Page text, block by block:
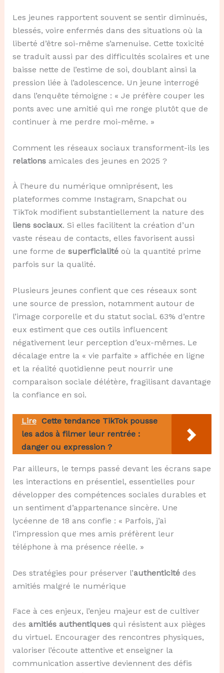
Les jeunes rapportent souvent se sentir diminués,
blessés, voire enfermés dans des situations où la
liberté d’être soi-même s’amenuise. Cette toxicité
se traduit aussi par des difficultés scolaires et une
baisse nette de l’estime de soi, doublant ainsi la
pression liée à l’adolescence. Un jeune interrogé
dans l’enquête témoigne : « Je préfère couper les
ponts avec une amitié qui me ronge plutôt que de
continuer à me perdre moi-même. »
Comment les réseaux sociaux transforment-ils les
relationsamicales des jeunes en 2025 ?
À l’heure du numérique omniprésent, les
plateformes comme Instagram, Snapchat ou
TikTok modifient substantiellement la nature des
liens sociaux. Si elles facilitent la création d’un
vaste réseau de contacts, elles favorisent aussi
une forme de superficialitéoù la quantité prime
parfois sur la qualité.
Plusieurs jeunes confient que ces réseaux sont
une source de pression, notamment autour de
l’image corporelle et du statut social. 63% d’entre
eux estiment que ces outils influencent
négativement leur perception d’eux-mêmes. Le
décalage entre la « vie parfaite » affichée en ligne
et la réalité quotidienne peut nourrir une
comparaison sociale délétère, fragilisant davantage
la confiance en soi.
Lire Cette tendance TikTok pousse
les ados à filmer leur rentrée :
danger ou expression ?
Par ailleurs, le temps passé devant les écrans sape
les interactions en présentiel, essentielles pour
développer des compétences sociales durables et
un sentiment d’appartenance sincère. Une
lycéenne de 18 ans confie : « Parfois, j’ai
l’impression que mes amis préfèrent leur
téléphone à ma présence réelle. »
Des stratégies pour préserver l’authenticitédes
amitiés malgré le numérique
Face à ces enjeux, l’enjeu majeur est de cultiver
des amitiés authentiquesqui résistent aux pièges
du virtuel. Encourager des rencontres physiques,
valoriser l’écoute attentive et enseigner la
communication assertive deviennent des défis